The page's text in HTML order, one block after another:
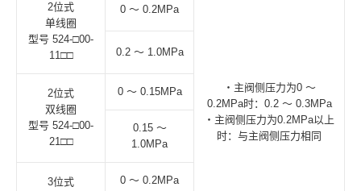
2位式
单线圈
型号 524-□00-
11□□
0 ～ 0.2MPa
・主阀侧压力为0 ～
0.2MPa时：0.2 ～ 0.3MPa
・主阀侧压力为0.2MPa以上
时：与主阀侧压力相同
0.2 ～ 1.0MPa
2位式
双线圈
型号 524-□00-
21□□
0 ～ 0.15MPa
0.15 ～
1.0MPa
3位式
0 ～ 0.2MPa